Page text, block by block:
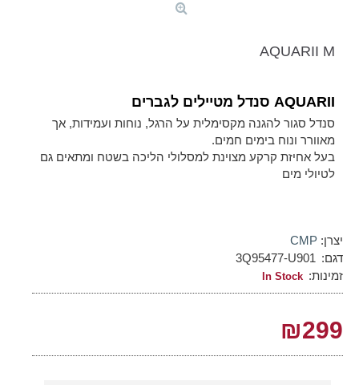
AQUARII M
AQUARII סנדל מטיילים לגברים
סנדל סגור להגנה מקסימלית על הרגל, נוחות ועמידות, אך
מאוורר ונוח בימים חמים.
בעל אחיזת קרקע מצוינת למסלולי הליכה בשטח ומתאים גם
לטיולי מים
יצרן: CMP
דגם: 3Q95477-U901
זמינות: In Stock
₪299